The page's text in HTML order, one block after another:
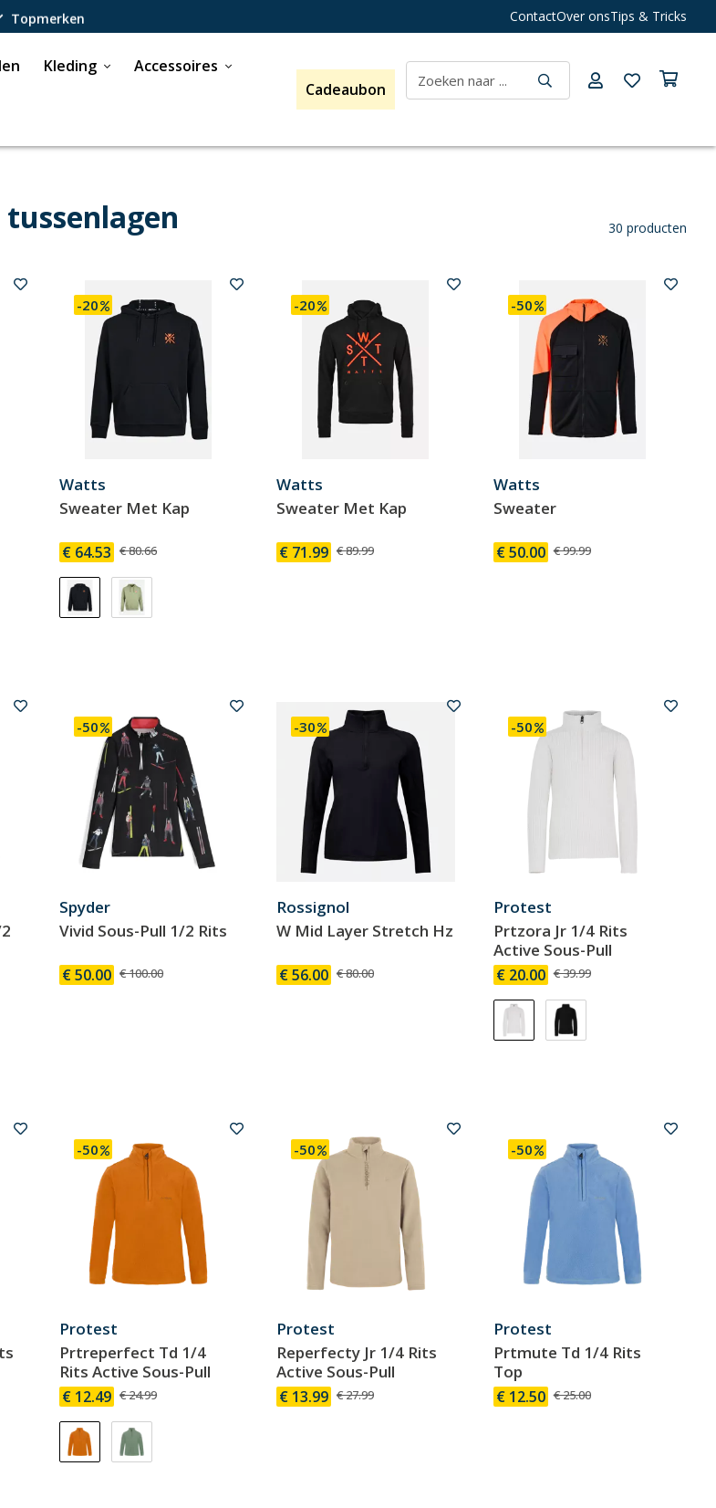
Topmerken
ContactOver onsTips & Tricks
Kleding Accessoires
Cadeaubon
30 producten
Watts
Sweater Met Kap
€ 64.53 € 80.66
-20
Watts
Sweater Met Kap
€ 71.99 € 89.99
-20
Watts
Sweater
€ 50.00 € 99.99
-50
Spyder
Vivid Sous-Pull 1/2 Rits
€ 50.00 € 100.00
-50
Rossignol
W Mid Layer Stretch Hz
€ 56.00 € 80.00
-30
Protest
Prtzora Jr 1/4 Rits
Active Sous-Pull
€ 20.00 € 39.99
-50
Protest
Prtreperfect Td 1/4
Rits Active Sous-Pull
€ 12.49 € 24.99
-50
Protest
Reperfecty Jr 1/4 Rits
Active Sous-Pull
€ 13.99 € 27.99
-50
Protest
Prtmute Td 1/4 Rits
Top
€ 12.50 € 25.00
-50